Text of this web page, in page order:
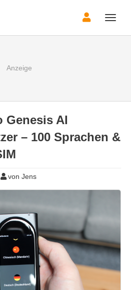
Toggle
Genesis AI
– 100 Sprachen &
von Jens